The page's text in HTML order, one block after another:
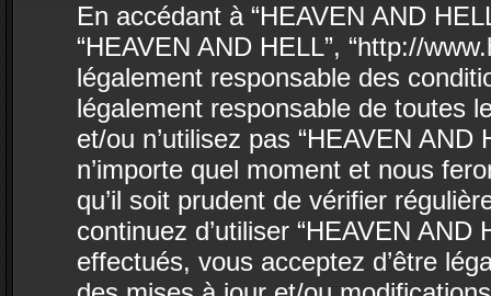
En accédant à “HEAVEN AND
“HEAVEN AND HELL”, “http://
légalement responsable des
légalement responsable de toutes
et/ou n’utilisez pas “HEAVEN
n’importe quel moment et nous
qu’il soit prudent de vérifier
continuez d’utiliser “HEAVEN
effectués, vous acceptez d’être